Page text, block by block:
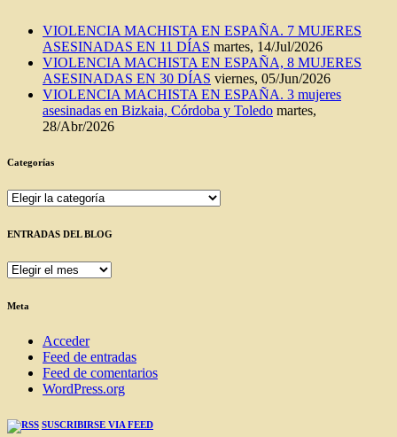
VIOLENCIA MACHISTA EN ESPAÑA. 7 MUJERES
ASESINADAS EN 11 DÍAS martes, 14/Jul/2026
VIOLENCIA MACHISTA EN ESPAÑA, 8 MUJERES
ASESINADAS EN 30 DÍAS viernes, 05/Jun/2026
VIOLENCIA MACHISTA EN ESPAÑA. 3 mujeres
asesinadas en Bizkaia, Córdoba y Toledo martes,
28/Abr/2026
Categorías
Categorías
ENTRADAS DEL BLOG
ENTRADAS
BLOG
Meta
Acceder
Feed de entradas
Feed de comentarios
WordPress.org
SUSCRIBIRSE VIA FEED